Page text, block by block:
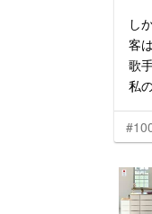
し
客
歌
私